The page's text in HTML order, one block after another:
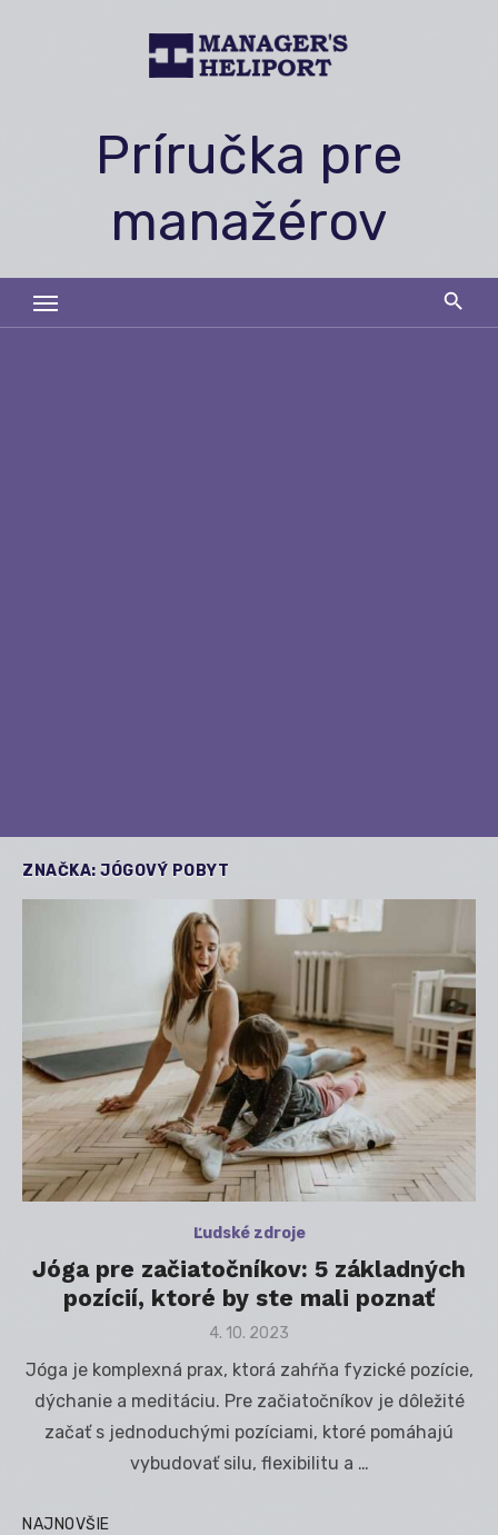
Príručka pre
manažérov
ZNAČKA: JÓGOVÝ POBYT
Ľudské zdroje
Jóga pre začiatočníkov: 5 základných
pozícií, ktoré by ste mali poznať
Posted
4. 10. 2023
Jóga je komplexná prax, ktorá zahŕňa fyzické pozície,
dýchanie a meditáciu. Pre začiatočníkov je dôležité
začať s jednoduchými pozíciami, ktoré pomáhajú
vybudovať silu, flexibilitu a …
NAJNOVŠIE